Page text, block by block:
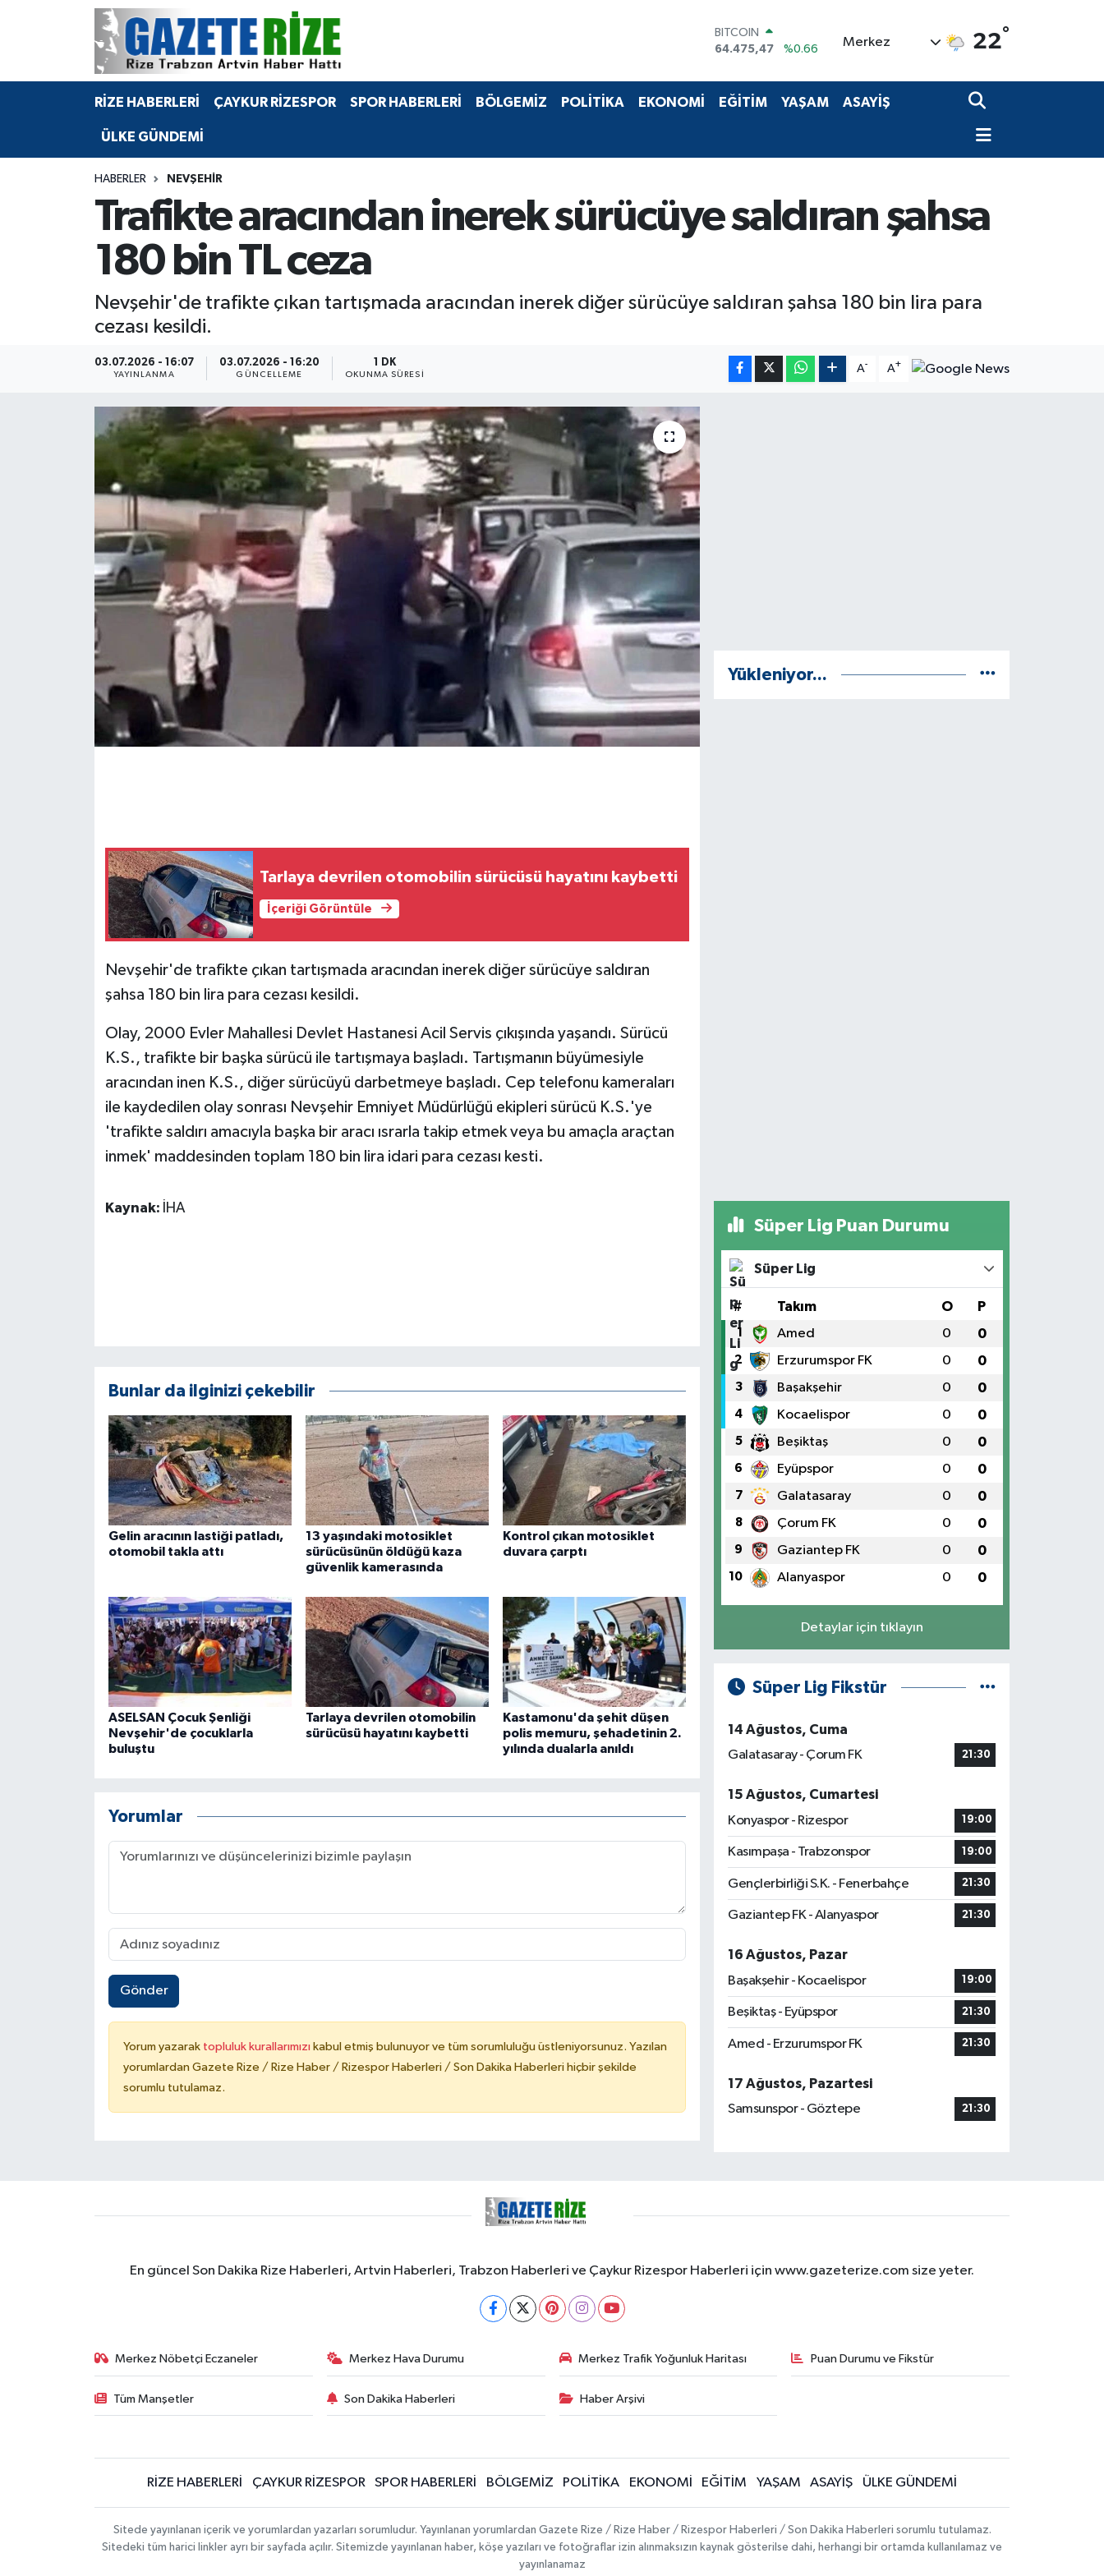
BITCOIN
64.475,47
%0.66
47,5971
%0.05
EURO
13.703
%0
Merkez 22°
RİZE HABERLERİ ÇAYKUR RİZESPOR SPOR HABERLERİ BÖLGEMİZ POLİTİKA EKONOMİ EĞİTİM YAŞAM ASAYİŞ
ÜLKE GÜNDEMİ
HABERLER NEVŞEHIR
Trafikte aracından inerek sürücüye saldıran şahsa
180 bin TL ceza
Nevşehir'de trafikte çıkan tartışmada aracından inerek diğer sürücüye saldıran şahsa 180 bin lira para
cezası kesildi.
03.07.2026 - 16:07
YAYINLANMA
03.07.2026 - 16:20
GÜNCELLEME
1 DK
OKUNMA SÜRESI
A- A+
Tarlaya devrilen otomobilin sürücüsü hayatını kaybetti
İçeriği Görüntüle
Nevşehir'de trafikte çıkan tartışmada aracından inerek diğer sürücüye saldıran
şahsa 180 bin lira para cezası kesildi.
Olay, 2000 Evler Mahallesi Devlet Hastanesi Acil Servis çıkışında yaşandı. Sürücü
K.S., trafikte bir başka sürücü ile tartışmaya başladı. Tartışmanın büyümesiyle
aracından inen K.S., diğer sürücüyü darbetmeye başladı. Cep telefonu kameraları
ile kaydedilen olay sonrası Nevşehir Emniyet Müdürlüğü ekipleri sürücü K.S.'ye
'trafikte saldırı amacıyla başka bir aracı ısrarla takip etmek veya bu amaçla araçtan
inmek' maddesinden toplam 180 bin lira idari para cezası kesti.
Kaynak: İHA
Bunlar da ilginizi çekebilir
Gelin aracının lastiği patladı,
otomobil takla attı
13 yaşındaki motosiklet
sürücüsünün öldüğü kaza
güvenlik kamerasında
Kontrol çıkan motosiklet
duvara çarptı
ASELSAN Çocuk Şenliği
Nevşehir'de çocuklarla
buluştu
Tarlaya devrilen otomobilin
sürücüsü hayatını kaybetti
Kastamonu'da şehit düşen
polis memuru, şehadetinin 2.
yılında dualarla anıldı
Yorumlar
Gönder
Yorum yazarak topluluk kurallarımızı kabul etmiş bulunuyor ve tüm sorumluluğu üstleniyorsunuz. Yazılan
yorumlardan Gazete Rize / Rize Haber / Rizespor Haberleri / Son Dakika Haberleri hiçbir şekilde
sorumlu tutulamaz.
Yükleniyor...
Süper Lig Puan Durumu
Süper Lig
# Takım O P
1 Amed 0 0
2 Erzurumspor FK 0 0
3 Başakşehir 0 0
4 Kocaelispor 0 0
5 Beşiktaş 0 0
6 Eyüpspor 0 0
7 Galatasaray 0 0
8 Çorum FK 0 0
9 Gaziantep FK 0 0
10 Alanyaspor 0 0
Detaylar için tıklayın
Süper Lig Fikstür
14 Ağustos, Cuma
Galatasaray - Çorum FK
21:30
15 Ağustos, Cumartesi
Konyaspor - Rizespor
19:00
Kasımpaşa - Trabzonspor 19:00
Gençlerbirliği S.K. - Fenerbahçe 21:30
Gaziantep FK - Alanyaspor 21:30
16 Ağustos, Pazar
Başakşehir - Kocaelispor
19:00
Beşiktaş - Eyüpspor 21:30
Amed - Erzurumspor FK 21:30
17 Ağustos, Pazartesi
Samsunspor - Göztepe
21:30
En güncel Son Dakika Rize Haberleri, Artvin Haberleri, Trabzon Haberleri ve Çaykur Rizespor Haberleri için www.gazeterize.com size yeter.
Merkez Nöbetçi Eczaneler Merkez Hava Durumu Merkez Trafik Yoğunluk Haritası Puan Durumu ve Fikstür
Tüm Manşetler Son Dakika Haberleri Haber Arşivi
RİZE HABERLERİ ÇAYKUR RİZESPOR SPOR HABERLERİ BÖLGEMİZ POLİTİKA EKONOMİ EĞİTİM YAŞAM ASAYİŞ ÜLKE GÜNDEMİ
Sitede yayınlanan içerik ve yorumlardan yazarları sorumludur. Yayınlanan yorumlardan Gazete Rize / Rize Haber / Rizespor Haberleri / Son Dakika Haberleri sorumlu tutulamaz.
Sitedeki tüm harici linkler ayrı bir sayfada açılır. Sitemizde yayınlanan haber, köşe yazıları ve fotoğraflar izin alınmaksızın kaynak gösterilse dahi, herhangi bir ortamda kullanılamaz ve
yayınlanamaz
BÖLGEMİZ
Rize Jandarma Komutanlığı
Bilim Teknoloji
Advertising news
Canlı Maç
Dış Haberler
EKONOMİ
English News
Flaş Haber
Gayrimenkul
HABERDE İNSAN
Jandarma
KÜLTÜR SANAT
MAGAZİN
ÜLKE GÜNDEMİ
Yerel Haberler
Merkez Nöbetçi Eczaneler
Merkez Hava Durumu
Merkez Trafik Yoğunluk Haritası
Süper Lig Puan Durumu ve Fikstür
Tüm Manşetler
Son Dakika Haberleri
Haber Arşivi